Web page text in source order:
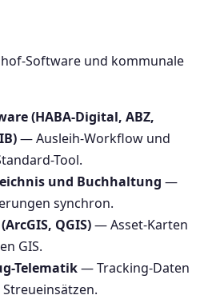
Software und kommunale
(HABA-Digital, ABZ,
— Ausleih-Workflow und
Tool.
und Buchhaltung —
synchron.
QGIS)— Asset-Karten
GIS.
Telematik— Tracking-Daten